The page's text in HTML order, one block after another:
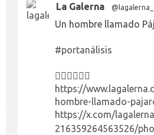
La Galerna @lagalerna_
Un hombre llamado
#portanálisis
👉🏻👉🏻👉🏻
https://
hombre-llamado-
https://x.com/
216359264563526/